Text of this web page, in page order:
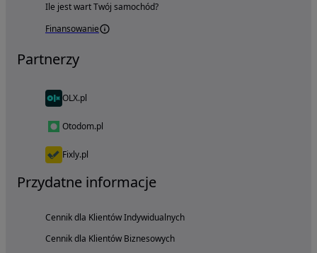
Ile jest wart Twój samochód?
Finansowanie
Partnerzy
OLX.pl
Otodom.pl
Fixly.pl
Przydatne informacje
Cennik dla Klientów Indywidualnych
Cennik dla Klientów Biznesowych